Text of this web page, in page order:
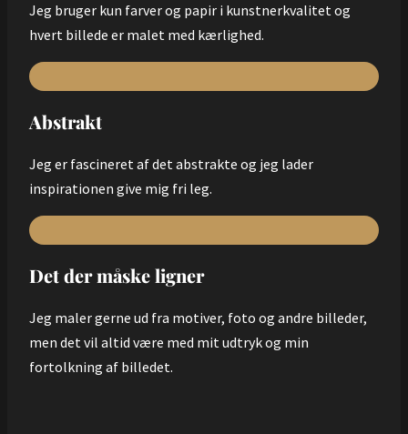
Jeg bruger kun farver og papir i kunstnerkvalitet og
hvert billede er malet med kærlighed.
Abstrakt
Jeg er fascineret af det abstrakte og jeg lader
inspirationen give mig fri leg.
Det der måske ligner
Jeg maler gerne ud fra motiver, foto og andre billeder,
men det vil altid være med mit udtryk og min
fortolkning af billedet.